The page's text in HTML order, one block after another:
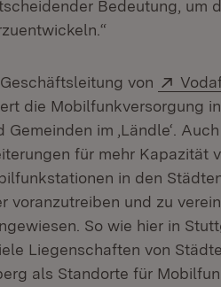
Bedeutung, um
von
die Mobilfunkversorgung
im ‚Ländle‘.
für mehr Kapazität
in den
voranzutreiben und zu
So wie hier in
Liegenschaften von
als Standorte für